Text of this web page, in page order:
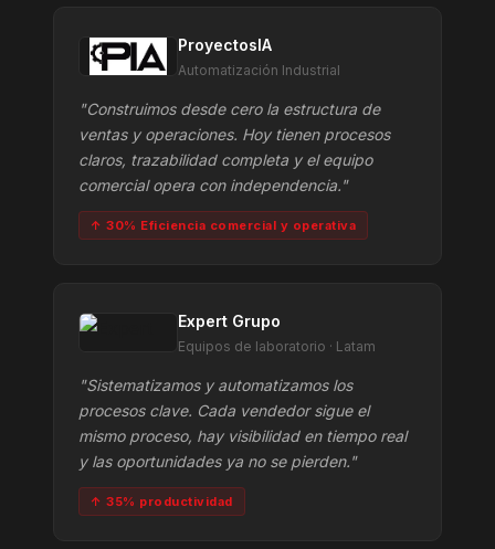
ProyectosIA
Automatización Industrial
"Construimos desde cero la estructura de
ventas y operaciones. Hoy tienen procesos
claros, trazabilidad completa y el equipo
comercial opera con independencia."
↑ 30% Eficiencia comercial y operativa
Expert Grupo
Equipos de laboratorio · Latam
"Sistematizamos y automatizamos los
procesos clave. Cada vendedor sigue el
mismo proceso, hay visibilidad en tiempo real
y las oportunidades ya no se pierden."
↑ 35% productividad